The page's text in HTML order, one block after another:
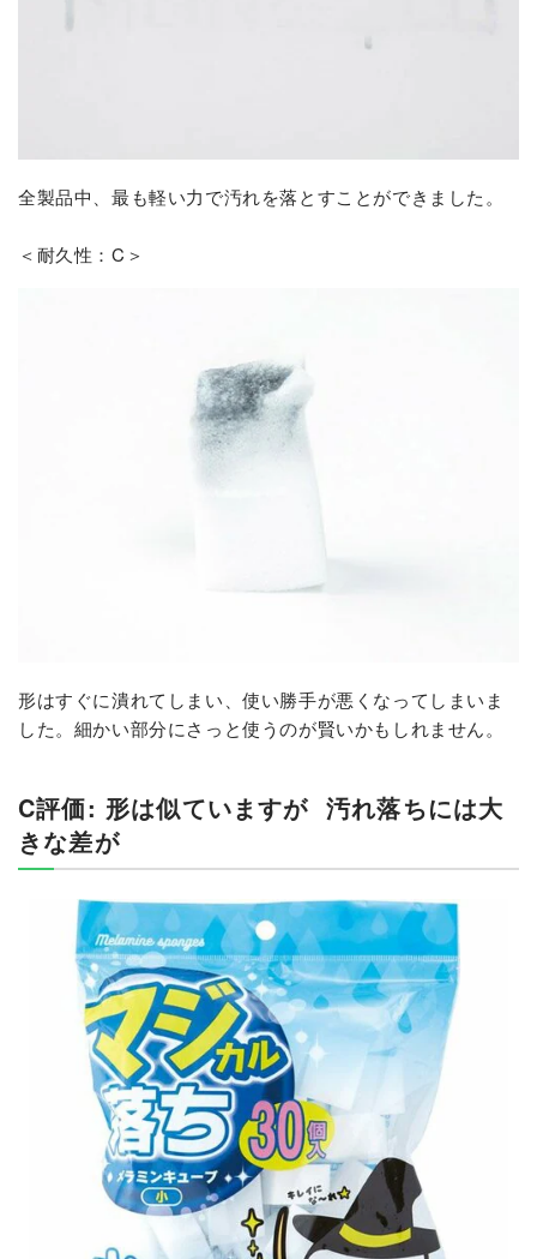
全製品中、最も軽い力で汚れを落とすことができました。
＜耐久性：C＞
形はすぐに潰れてしまい、使い勝手が悪くなってしまいま
した。細かい部分にさっと使うのが賢いかもしれません。
C評価: 形は似ていますが 汚れ落ちには大
きな差が